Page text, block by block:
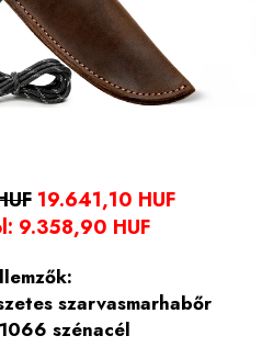
19.641,10 HUF
9.358,90 HUF
szarvasmarhabőr
szénacél